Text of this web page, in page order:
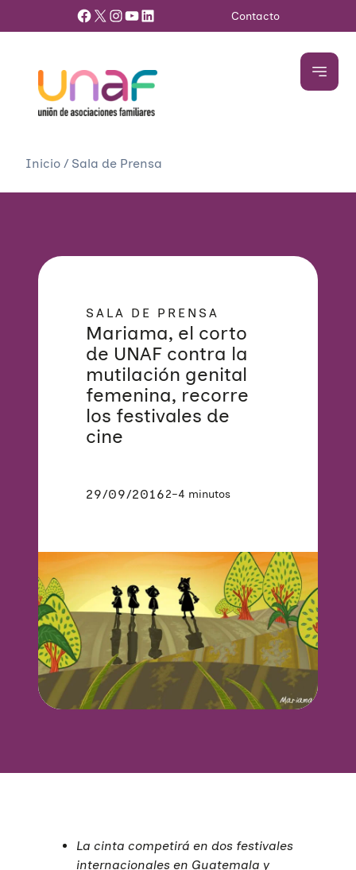
Facebook X InstagramYouTube LinkedIn Contacto
Inicio / Sala de Prensa
SALA DE PRENSA
Mariama, el corto
de UNAF contra la
mutilación genital
femenina, recorre
los festivales de
cine
29/09/20162–4 minutos
La cinta competirá en dos festivales
internacionales en Guatemala y